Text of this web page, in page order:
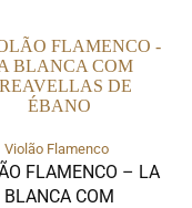
Violão Flamenco
FLAMENCO – LA
BLANCA COM